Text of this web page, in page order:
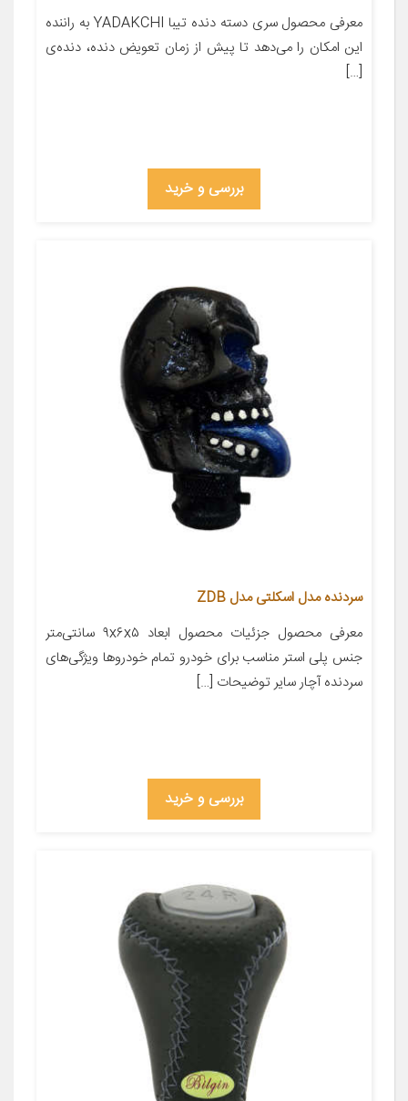
معرفی محصول سری دسته دنده تیبا YADAKCHI به راننده
این امکان را می‌دهد تا پیش از زمان تعویض دنده، دنده‌ی
[…]
بررسی و خرید
سردنده مدل اسکلتی مدل ZDB
معرفی محصول جزئیات محصول ابعاد ۹x۶x۵ سانتی‌متر
جنس پلی استر مناسب برای خودرو تمام خودروها ویژگی‌های
سردنده آچار سایر توضیحات […]
بررسی و خرید